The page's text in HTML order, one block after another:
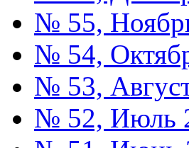
№ 55,
№ 54,
№ 53,
№ 52, Июль